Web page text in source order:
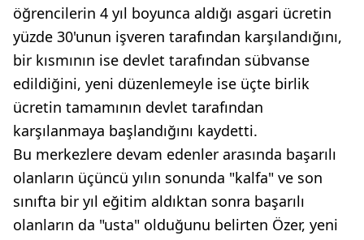
öğrencilerin 4 yıl boyunca aldığı asgari ücretin
yüzde 30'unun işveren tarafından karşılandığını,
bir kısmının ise devlet tarafından sübvanse
edildiğini, yeni düzenlemeyle ise üçte birlik
ücretin tamamının devlet tarafından
karşılanmaya başlandığını kaydetti.
Bu merkezlere devam edenler arasında başarılı
olanların üçüncü yılın sonunda "kalfa" ve son
sınıfta bir yıl eğitim aldıktan sonra başarılı
olanların da "usta" olduğunu belirten Özer, yeni